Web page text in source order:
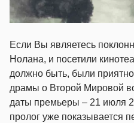
Если Вы являетесь
Нолана, и посетили
должно быть, были
драмы о Второй Мировой
даты премьеры – 21 июля
пролог уже показывается